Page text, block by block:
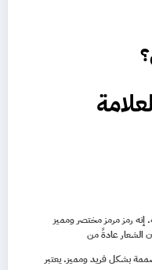
إنه رمز مرمز مختصر ومميز
الشعار عادةً من
بشكل فريد ومميز. يعتبر